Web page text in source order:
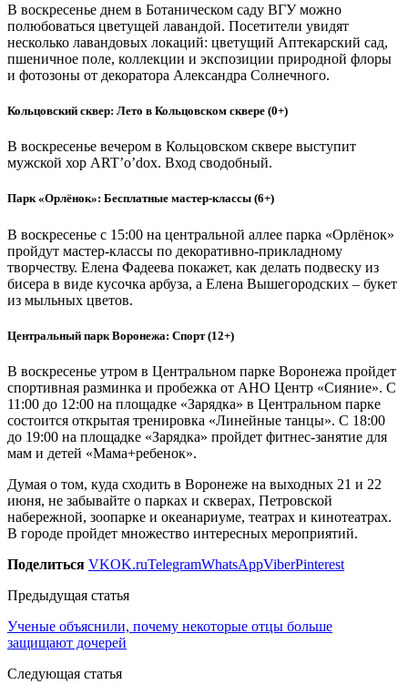
В воскресенье днем в Ботаническом саду ВГУ можно
полюбоваться цветущей лавандой. Посетители увидят
несколько лавандовых локаций: цветущий Аптекарский сад,
пшеничное поле, коллекции и экспозиции природной флоры
и фотозоны от декоратора Александра Солнечного.
Кольцовский сквер: Лето в Кольцовском сквере (0+)
В воскресенье вечером в Кольцовском сквере выступит
мужской хор ART’o’dox. Вход сводобный.
Парк «Орлёнок»: Бесплатные мастер-классы (6+)
В воскресенье с 15:00 на центральной аллее парка «Орлёнок»
пройдут мастер-классы по декоративно-прикладному
творчеству. Елена Фадеева покажет, как делать подвеску из
бисера в виде кусочка арбуза, а Елена Вышегородских – букет
из мыльных цветов.
Центральный парк Воронежа: Спорт (12+)
В воскресенье утром в Центральном парке Воронежа пройдет
спортивная разминка и пробежка от АНО Центр «Сияние». С
11:00 до 12:00 на площадке «Зарядка» в Центральном парке
состоится открытая тренировка «Линейные танцы». С 18:00
до 19:00 на площадке «Зарядка» пройдет фитнес-занятие для
мам и детей «Мама+ребенок».
Думая о том, куда сходить в Воронеже на выходных 21 и 22
июня, не забывайте о парках и скверах, Петровской
набережной, зоопарке и океанариуме, театрах и кинотеатрах.
В городе пройдет множество интересных мероприятий.
Поделиться VKOK.ruTelegramWhatsAppViberPinterest
Предыдущая статья
Ученые объяснили, почему некоторые отцы больше
защищают дочерей
Следующая статья